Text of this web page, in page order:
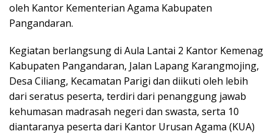
oleh Kantor Kementerian Agama Kabupaten
Pangandaran.
Kegiatan berlangsung di Aula Lantai 2 Kantor Kemenag
Kabupaten Pangandaran, Jalan Lapang Karangmojing,
Desa Ciliang, Kecamatan Parigi dan diikuti oleh lebih
dari seratus peserta, terdiri dari penanggung jawab
kehumasan madrasah negeri dan swasta, serta 10
diantaranya peserta dari Kantor Urusan Agama (KUA)